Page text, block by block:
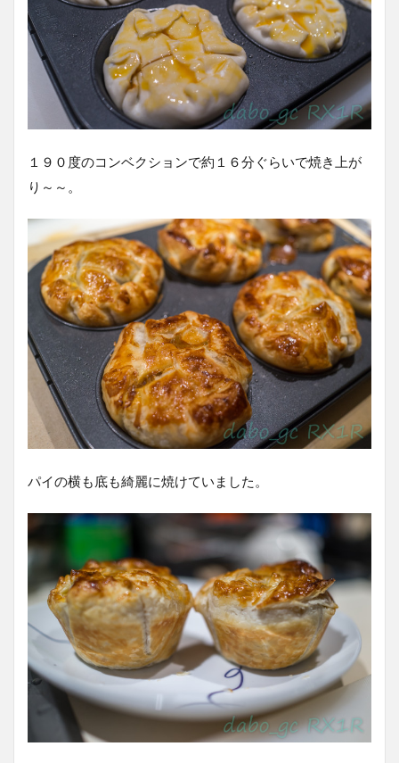
１９０度のコンベクションで約１６分ぐらいで焼き上が
り～～。
パイの横も底も綺麗に焼けていました。